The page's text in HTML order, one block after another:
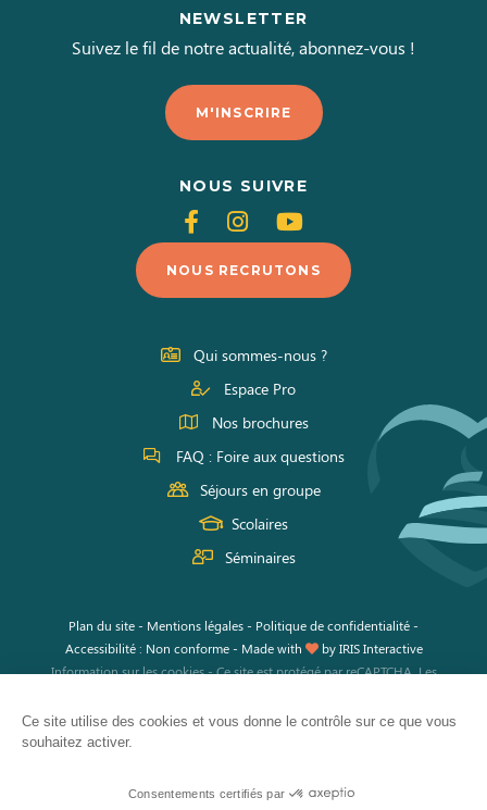
Ce site utilise des cookies et vous donne le contrôle sur ce que vous
souhaitez activer.
Consentements certifiés par
NEWSLETTER
Suivez le fil de notre actualité, abonnez-vous !
M'INSCRIRE
NOUS SUIVRE
Suivez-
nous
sur
Facebook
Suivez-
nous
sur
Instagram
Suivez-
nous
sur
Youtube
NOUS RECRUTONS
Qui sommes-nous ?
Espace Pro
Nos brochures
FAQ : Foire aux questions
Séjours en groupe
Scolaires
Séminaires
Plan du site- Mentions légales- Politique de confidentialité-
Accessibilité : Non conforme - Made with byIRIS Interactive
Information sur les cookies-Ce site est protégé par reCAPTCHA. Les
s'appliquent.